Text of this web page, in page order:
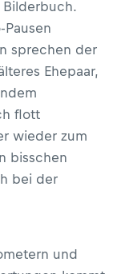
Bilderbuch.
sprechen der
Ehepaar,
flott
wieder zum
bisschen
bei der
und